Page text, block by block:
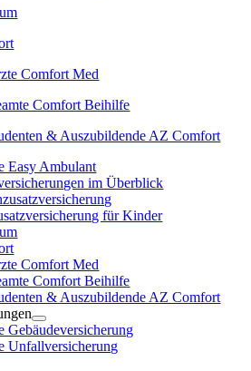
Comfort Med
Comfort Beihilfe
& Auszubildende AZ Comfort
Easy Ambulant
im Überblick
für Kinder
Comfort Med
Comfort Beihilfe
& Auszubildende AZ Comfort
Gebäudeversicherung
Unfallversicherung